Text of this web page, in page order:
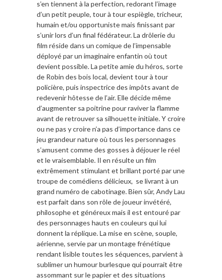
s’en tiennent à la perfection, redorant l’image
d’un petit peuple, tour à tour espiègle, tricheur,
humain et/ou opportuniste mais finissant par
s’unir lors d’un final fédérateur. La drôlerie du
film réside dans un comique de l’impensable
déployé par un imaginaire enfantin où tout
devient possible. La petite amie du héros, sorte
de Robin des bois local, devient tour à tour
policière, puis inspectrice des impôts avant de
redevenir hôtesse de l’air. Elle décide même
d’augmenter sa poitrine pour raviver la flamme
avant de retrouver sa silhouette initiale. Y croire
ou ne pas y croire n’a pas d’importance dans ce
jeu grandeur nature où tous les personnages
s’amusent comme des gosses à déjouer le réel
et le vraisemblable. Il en résulte un film
extrêmement stimulant et brillant porté par une
troupe de comédiens délicieux, se livrant à un
grand numéro de cabotinage. Bien sûr, Andy Lau
est parfait dans son rôle de joueur invétéré,
philosophe et généreux mais il est entouré par
des personnages hauts en couleurs qui lui
donnent la réplique. La mise en scène, souple,
aérienne, servie par un montage frénétique
rendant lisible toutes les séquences, parvient à
sublimer un humour burlesque qui pourrait être
assommant sur le papier et des situations